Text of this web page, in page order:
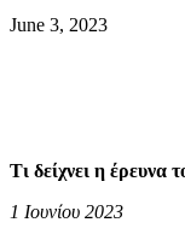
June 3, 2023
Τι δείχνει η έρευνα
1 Ιουνίου 2023